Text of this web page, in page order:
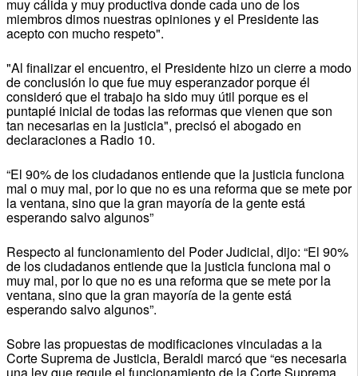
muy cálida y muy productiva donde cada uno de los
miembros dimos nuestras opiniones y el Presidente las
acepto con mucho respeto".
"Al finalizar el encuentro, el Presidente hizo un cierre a modo
de conclusión lo que fue muy esperanzador porque él
consideró que el trabajo ha sido muy útil porque es el
puntapié inicial de todas las reformas que vienen que son
tan necesarias en la justicia", precisó el abogado en
declaraciones a Radio 10.
“El 90% de los ciudadanos entiende que la justicia funciona
mal o muy mal, por lo que no es una reforma que se mete por
la ventana, sino que la gran mayoría de la gente está
esperando salvo algunos”
Respecto al funcionamiento del Poder Judicial, dijo: “El 90%
de los ciudadanos entiende que la justicia funciona mal o
muy mal, por lo que no es una reforma que se mete por la
ventana, sino que la gran mayoría de la gente está
esperando salvo algunos”.
Sobre las propuestas de modificaciones vinculadas a la
Corte Suprema de Justicia, Beraldi marcó que “es necesaria